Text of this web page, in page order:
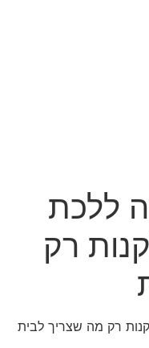
ללכת
רק
רק מה שצריך לבית